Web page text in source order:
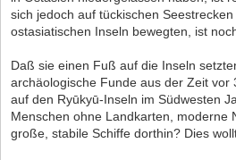
sich jedoch auf tückischen
ostasiatischen Inseln bewegten, ist
Daß sie einen Fuß auf die Inseln
archäologische Funde aus der Zeit vor
auf den Ryūkyū-Inseln im Südwesten
Menschen ohne Landkarten, moderne
große, stabile Schiffe dorthin? Dies